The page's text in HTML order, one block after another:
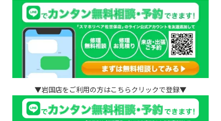
▼岩国店をご利用の方はこちらクリックで登録▼